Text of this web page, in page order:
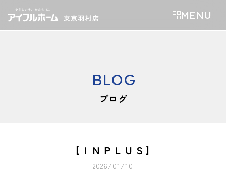
MENU
BLOG
ブログ
【ＩＮＰＬＵＳ】
2026/01/10